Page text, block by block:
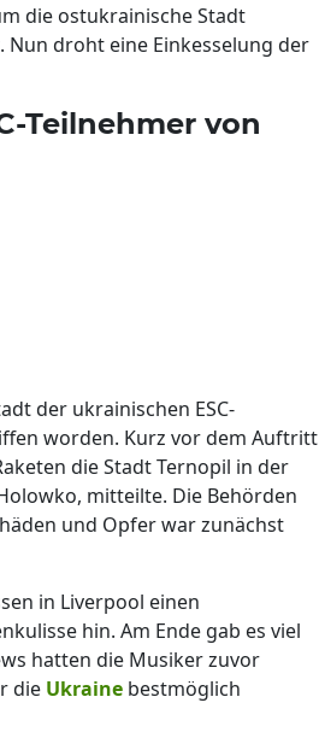
die ostukrainische Stadt
droht eine Einkesselung der
Teilnehmer von
der ukrainischen ESC-
worden. Kurz vor dem Auftritt
die Stadt Ternopil in der
mitteilte. Die Behörden
und Opfer war zunächst
in Liverpool einen
hin. Am Ende gab es viel
hatten die Musiker zuvor
die Ukraine bestmöglich